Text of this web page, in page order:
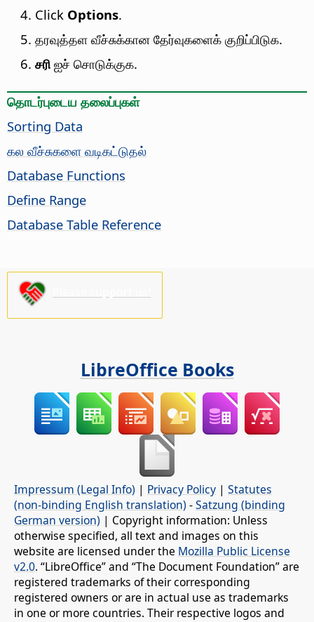
Click Options.
தரவுத்தள வீச்சுக்கான தேர்வுகளைக் குறிப்பிடுக.
சரி ஐச் சொடுக்குக.
தொடர்புடைய தலைப்புகள்
Sorting Data
கல வீச்சுகளை வடிகட்டுதல்
Database Functions
Define Range
Database Table Reference
LibreOffice Books
Impressum (Legal Info) | Privacy Policy | Statutes
(non-binding English translation) -Satzung (binding
German version) | Copyright information: Unless
otherwise specified, all text and images on this
website are licensed under the Mozilla Public License
v2.0. “LibreOffice” and “The Document Foundation” are
registered trademarks of their corresponding
registered owners or are in actual use as trademarks
in one or more countries. Their respective logos and